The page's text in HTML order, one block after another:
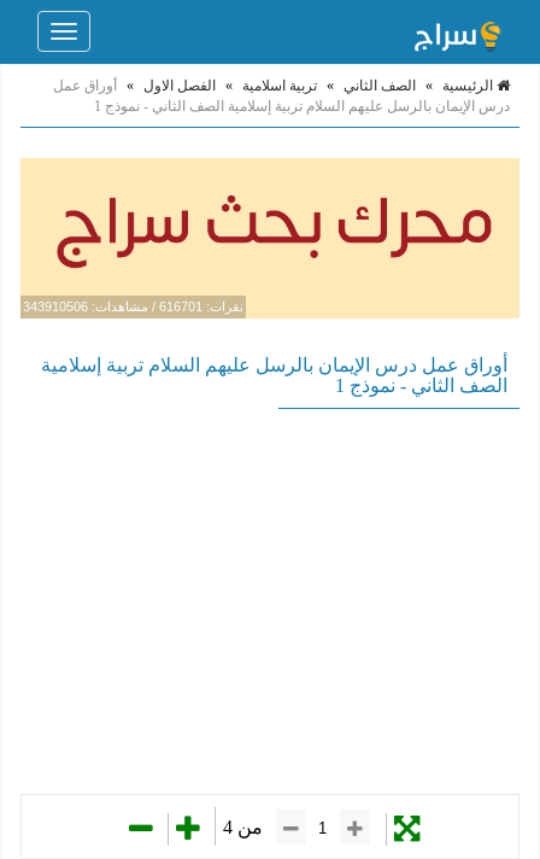
Toggle
الرئيسية » الصف الثاني » تربية اسلامية » الفصل الاول »
أوراق عمل
درس الإيمان بالرسل عليهم السلام تربية إسلامية الصف الثاني - نموذج 1
نقرات: 616701 / مشاهدات: 343910506
أوراق عمل درس الإيمان بالرسل عليهم السلام تربية إسلامية
الصف الثاني - نموذج 1